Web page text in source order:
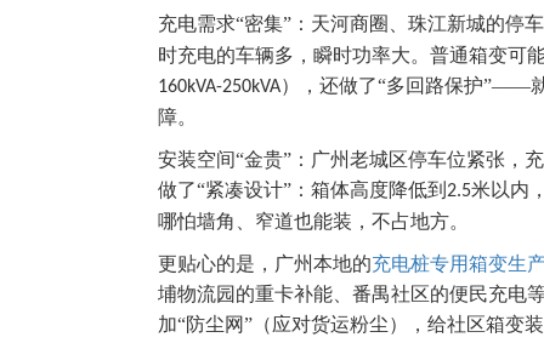
充电需求“密集”：天河商圈、珠江新城的停
时充电的车辆多，瞬时功率大。普通箱变可
160kVA-250kVA），还做了“多回路保护”——
障。
安装空间“金贵”：广州老城区停车位紧张，
做了“紧凑设计”：箱体高度降低到 2.5米以内
哪怕墙角、窄道也能装，不占地方。
更贴心的是，广州本地的充电桩专用箱变生
埔物流园的重卡补能、番禺社区的便民充
加“防尘网”（应对货运粉尘），给社区箱变